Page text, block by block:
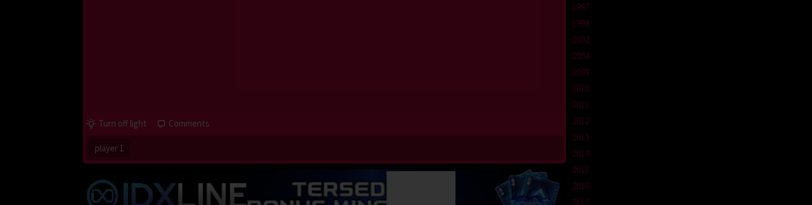
Turn off light Comments
player 1
1997
1999
2002
2004
2008
2010
2011
2012
2013
2014
2015
2016
2017